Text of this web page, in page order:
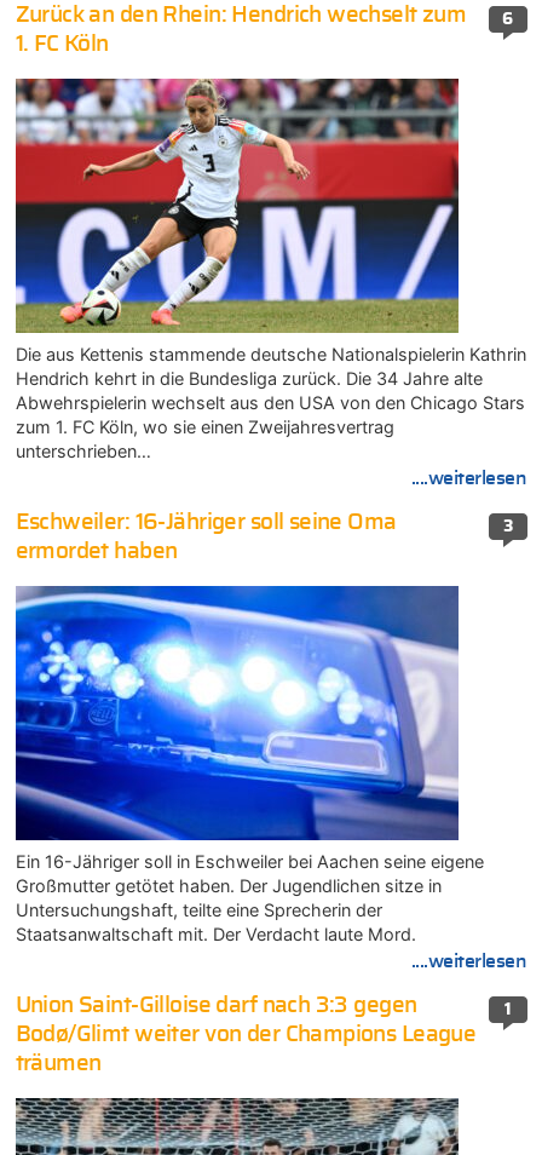
6
Zurück an den Rhein: Hendrich wechselt zum
1. FC Köln
Die aus Kettenis stammende deutsche Nationalspielerin Kathrin
Hendrich kehrt in die Bundesliga zurück. Die 34 Jahre alte
Abwehrspielerin wechselt aus den USA von den Chicago Stars
zum 1. FC Köln, wo sie einen Zweijahresvertrag
unterschrieben…
....weiterlesen
3
Eschweiler: 16-Jähriger soll seine Oma
ermordet haben
Ein 16-Jähriger soll in Eschweiler bei Aachen seine eigene
Großmutter getötet haben. Der Jugendlichen sitze in
Untersuchungshaft, teilte eine Sprecherin der
Staatsanwaltschaft mit. Der Verdacht laute Mord.
....weiterlesen
1
Union Saint-Gilloise darf nach 3:3 gegen
Bodø/Glimt weiter von der Champions League
träumen